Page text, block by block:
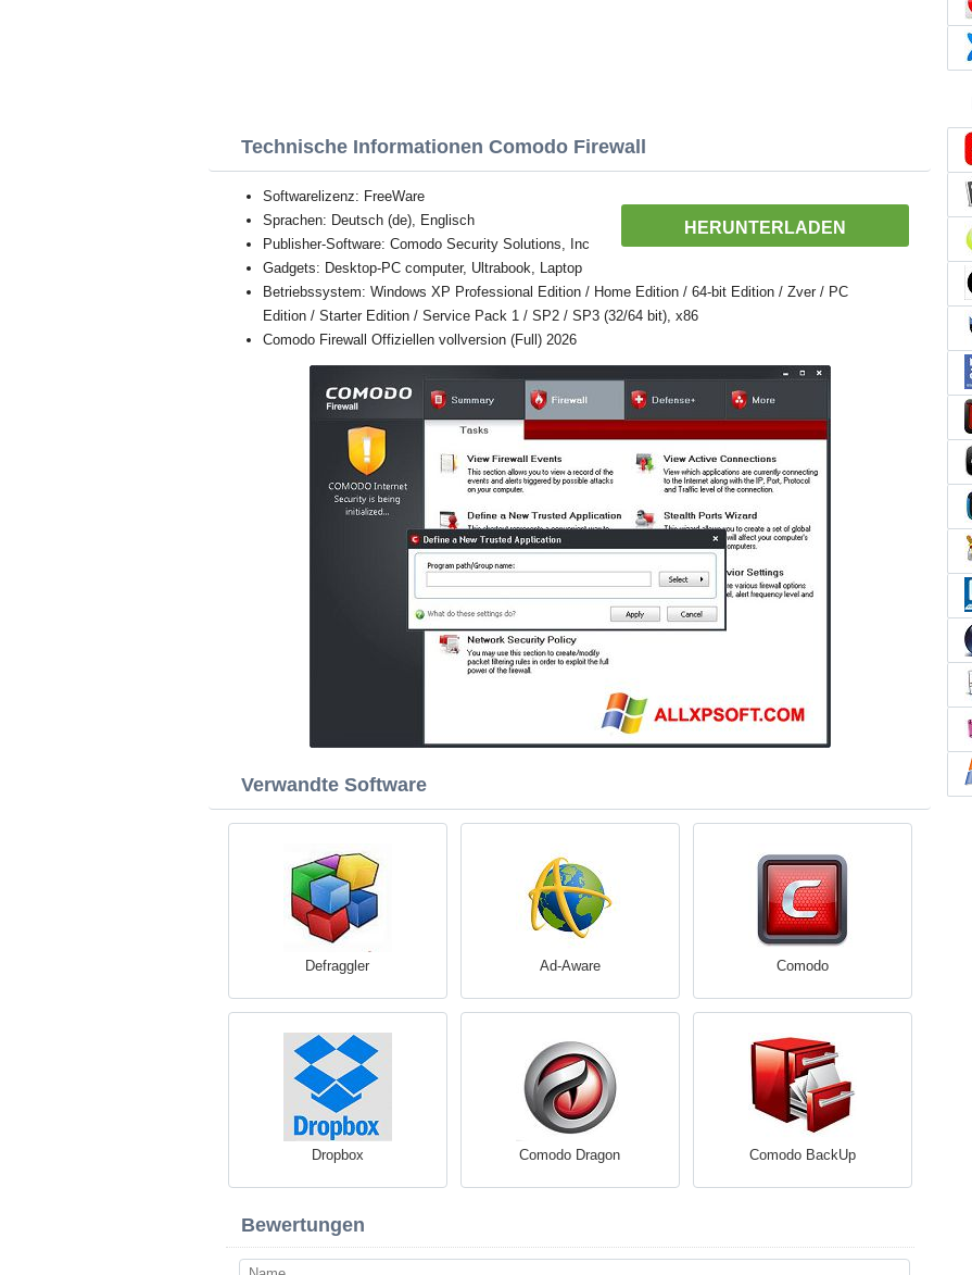
Technische Informationen Comodo Firewall
HERUNTERLADEN
Softwarelizenz: FreeWare
Sprachen: Deutsch (de), Englisch
Publisher-Software: Comodo Security Solutions, Inc
Gadgets: Desktop-PC computer, Ultrabook, Laptop
Betriebssystem: Windows XP Professional Edition / Home Edition / 64-bit Edition / Zver / PC
Edition / Starter Edition / Service Pack 1 / SP2 / SP3 (32/64 bit), x86
Comodo Firewall Offiziellen vollversion (Full) 2026
Verwandte Software
Defraggler Ad-Aware Comodo
Dropbox Comodo Dragon Comodo BackUp
Bewertungen